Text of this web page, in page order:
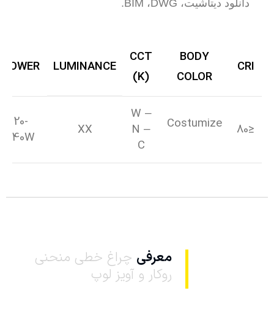
دانلود دیتاشیت، DWG، BIM
.
CRI
BODY
COLOR
CCT
(K)
LUMINANCE
POWER
≤80
Costumize
W –
N –
C
XX
20-
140W
معرفی چراغ خطی منحنی
روکار و آویز لوپ